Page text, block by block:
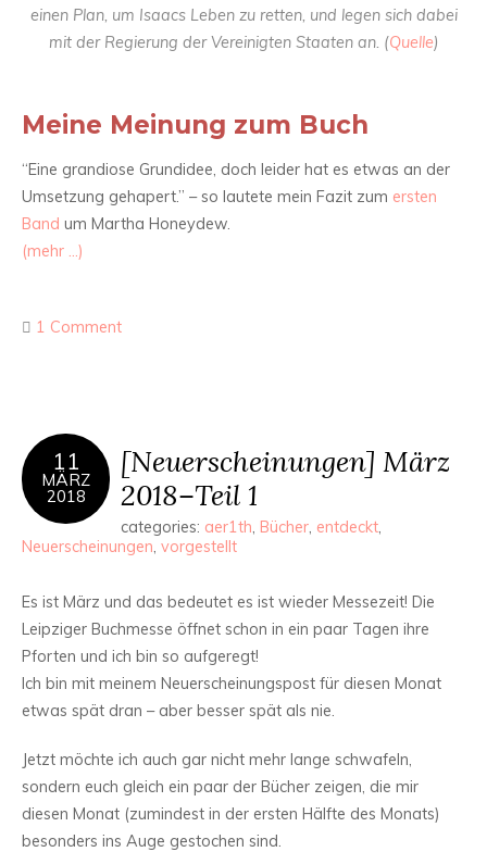
einen Plan, um Isaacs Leben zu retten, und legen sich dabei
mit der Regierung der Vereinigten Staaten an. (Quelle)
Meine Meinung zum Buch
“Eine grandiose Grundidee, doch leider hat es etwas an der
Umsetzung gehapert.” – so lautete mein Fazit zum ersten
Band um Martha Honeydew.
(mehr …)
1 Comment
11
MÄRZ
2018
[Neuerscheinungen] März
2018–Teil 1
categories: aer1th, Bücher, entdeckt,
Neuerscheinungen, vorgestellt
Es ist März und das bedeutet es ist wieder Messezeit! Die
Leipziger Buchmesse öffnet schon in ein paar Tagen ihre
Pforten und ich bin so aufgeregt!
Ich bin mit meinem Neuerscheinungspost für diesen Monat
etwas spät dran – aber besser spät als nie.
Jetzt möchte ich auch gar nicht mehr lange schwafeln,
sondern euch gleich ein paar der Bücher zeigen, die mir
diesen Monat (zumindest in der ersten Hälfte des Monats)
besonders ins Auge gestochen sind.